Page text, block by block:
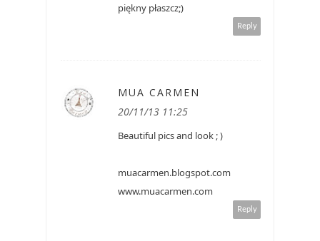
piękny płaszcz;)
Reply
MUA CARMEN
20/11/13 11:25
Beautiful pics and look ; )
muacarmen.blogspot.com
www.muacarmen.com
Reply